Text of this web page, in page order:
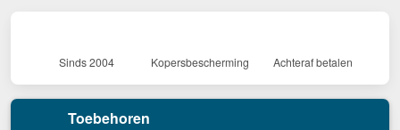
Sinds 2004 Kopersbescherming Achteraf betalen
Toebehoren